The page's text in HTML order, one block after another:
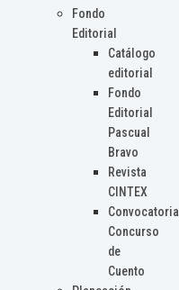
Fondo
Editorial
Catálogo
editorial
Fondo
Editorial
Pascual
Bravo
Revista
CINTEX
Convocatoria
Concurso
de
Cuento